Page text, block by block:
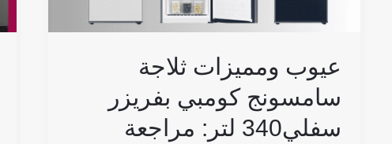
عيوب ومميزات ثلاجة
سامسونج كومبي بفريزر
سفلي340 لتر: مراجعة
مراجعة
قبل
الشراء